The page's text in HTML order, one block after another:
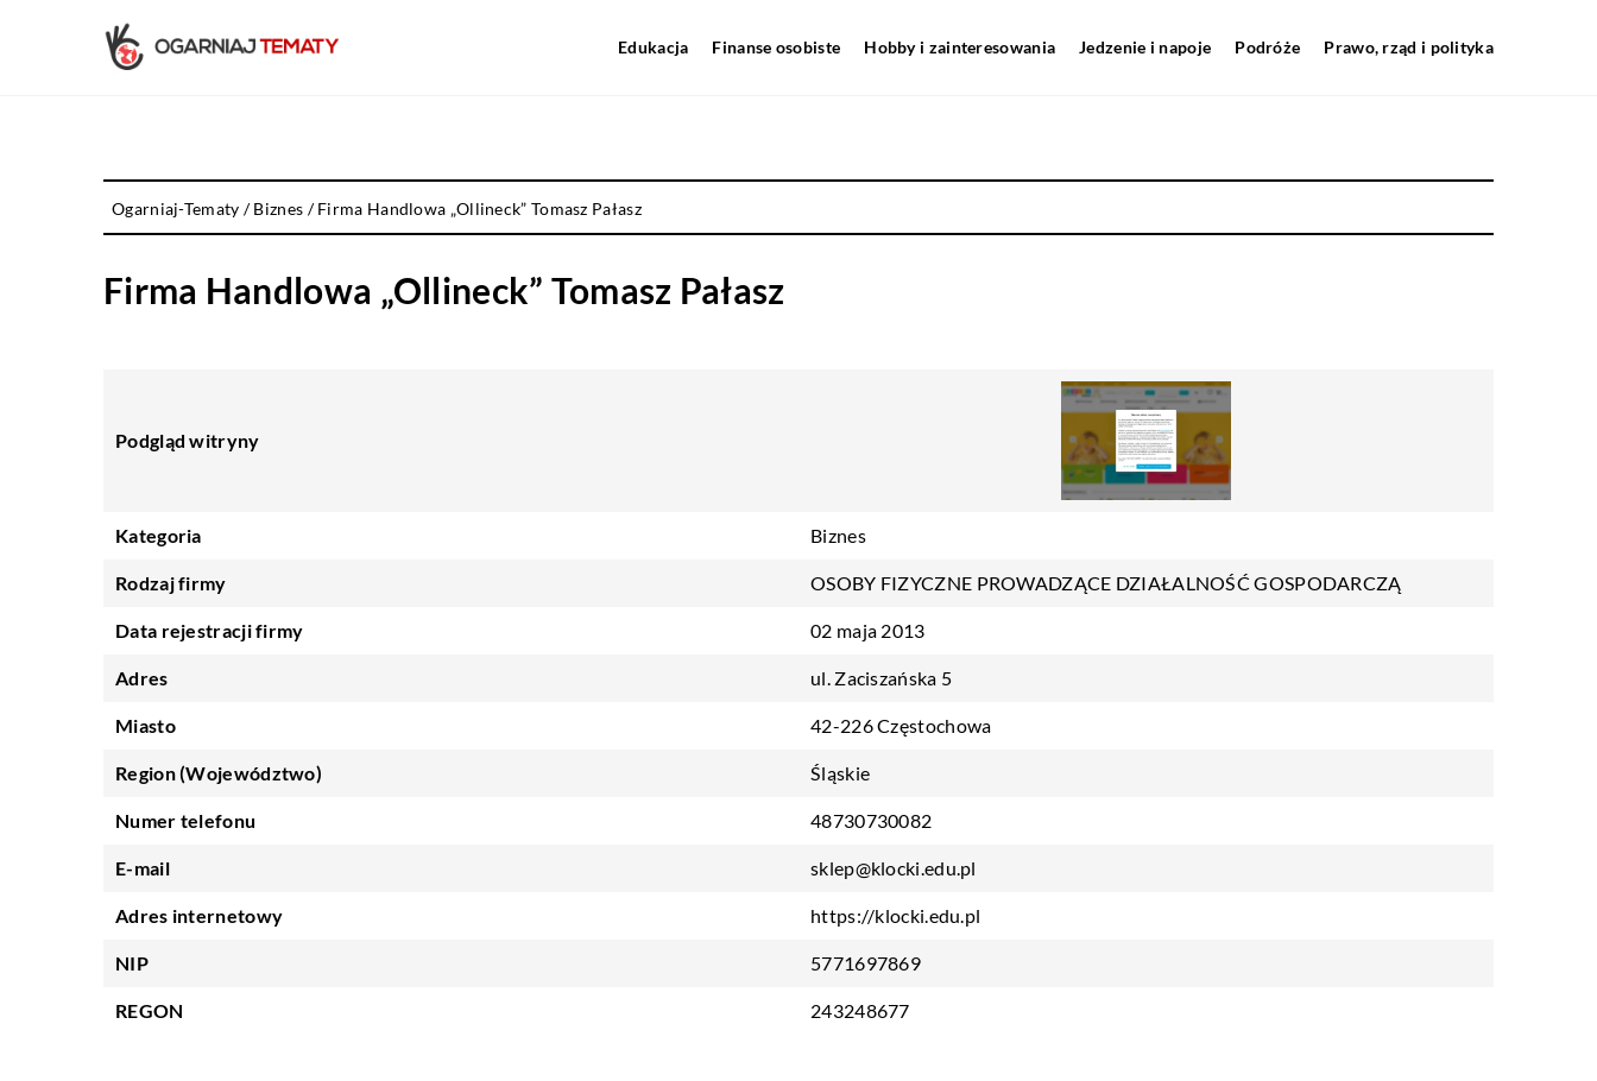
Edukacja Finanse osobiste Hobby i zainteresowania Jedzenie i napoje Podróże Prawo, rząd i polityka
Ogarniaj-Tematy /Biznes /Firma Handlowa „Ollineck” Tomasz Pałasz
Firma Handlowa „Ollineck” Tomasz Pałasz
Podgląd witryny
Kategoria Biznes
Rodzaj firmy OSOBY FIZYCZNE PROWADZĄCE DZIAŁALNOŚĆ GOSPODARCZĄ
Data rejestracji firmy 02 maja 2013
Adres ul. Zaciszańska 5
Miasto 42-226 Częstochowa
Region (Województwo) Śląskie
Numer telefonu 48730730082
E-mail sklep@klocki.edu.pl
Adres internetowy https://klocki.edu.pl
NIP 5771697869
REGON 243248677